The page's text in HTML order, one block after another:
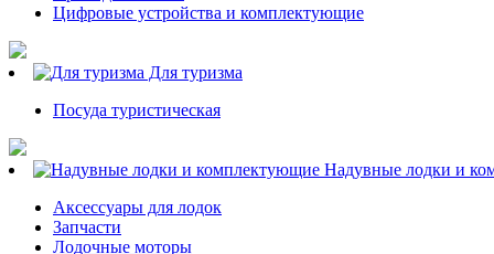
Цифровые устройства и комплектующие
Для туризма
Посуда туристическая
Надувные лодки и
Аксессуары для лодок
Запчасти
Лодочные моторы